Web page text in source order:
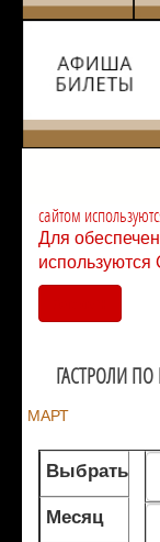
сайтом
Для
используются
ГАСТРОЛИ ПО
МАРТ
Выбрать
жанр
Месяц